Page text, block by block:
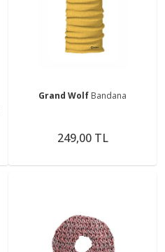
Grand Wolf Bandana
249,00 TL